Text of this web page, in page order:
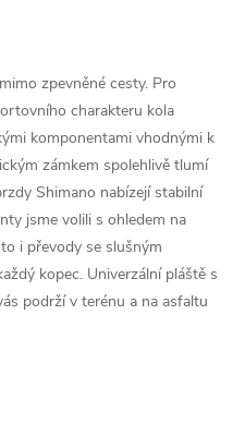
zpevněné cesty. Pro
charakteru kola
komponentami vhodnými k
zámkem spolehlivě tlumí
Shimano nabízejí stabilní
jsme volili s ohledem na
i převody se slušným
kopec. Univerzální pláště s
podrží v terénu a na asfaltu